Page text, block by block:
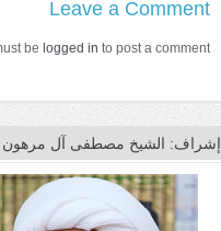
Leave a Comment
be logged in to post a comment.
إشراف: الشيخ مصطفى آل مرهون